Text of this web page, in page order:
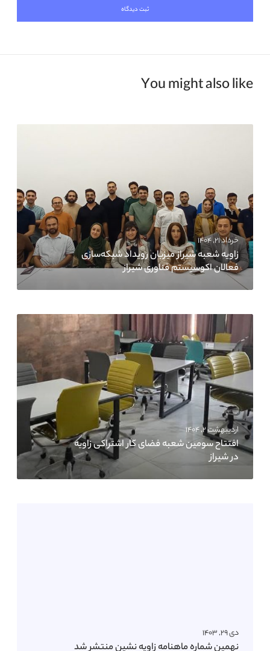
You might also like
خرداد ۲۱, ۱۴۰۴
زاویه شعبه شیراز میزبان رویداد شبکه‌سازی
فعالان اکوسیستم فناوری شیراز
اردیبهشت ۲, ۱۴۰۴
افتتاح سومین شعبه فضای کار اشتراکی زاویه
در شیراز
دی ۲۹, ۱۴۰۳
نهمین شماره ماهنامه زاویه نشین منتشر شد